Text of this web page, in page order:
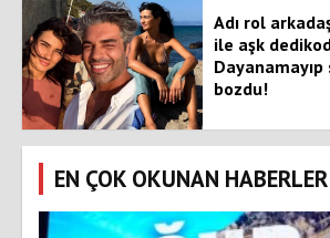
Adı rol
ile aşk
bozdu!
EN ÇOK OKUNAN HABERLER